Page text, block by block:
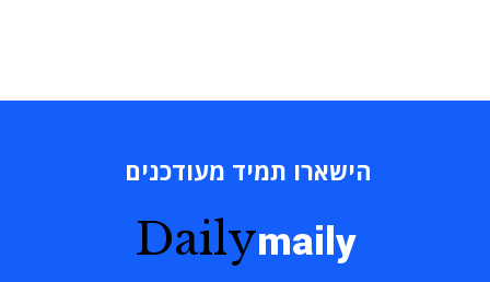
הישארו תמיד מעודכנים
Dailymaily